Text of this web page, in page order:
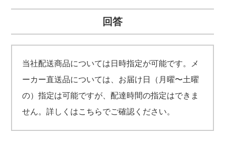
回答
当社配送商品については日時指定が可能です。メ
ーカー直送品については、お届け日（月曜〜土曜
の）指定は可能ですが、配達時間の指定はできま
せん。詳しくはこちらでご確認ください。